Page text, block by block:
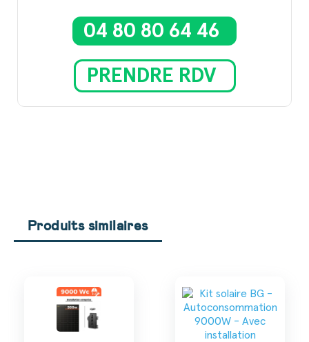
04 80 80 64 46
PRENDRE RDV
Produits similaires